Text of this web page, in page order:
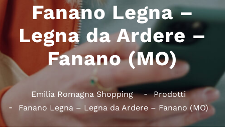
Fanano Legna –
Legna da Ardere –
Fanano (MO)
Emilia Romagna Shopping
Prodotti
Fanano Legna – Legna da Ardere – Fanano (MO)